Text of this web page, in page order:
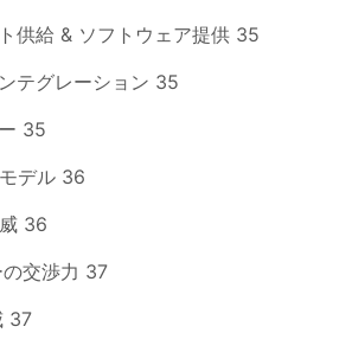
供給 & ソフトウェア提供 35
テグレーション 35
35
デル 36
36
交渉力 37
37